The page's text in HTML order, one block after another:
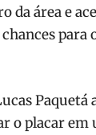
da área e
para
Paquetá
o placar em